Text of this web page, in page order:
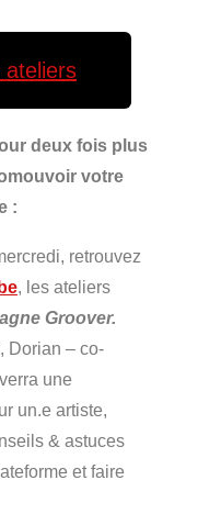
ateliers
deux fois plus
votre
:
retrouvez
, les ateliers
Groover.
Dorian – co-
une
un.e artiste,
& astuces
et faire